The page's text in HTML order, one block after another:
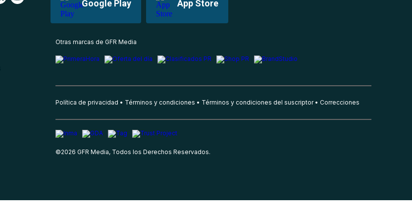
Google Play App Store
Otras marcas de GFR Media
Política de privacidad Términos y condiciones Términos y condiciones del suscriptor Correcciones
©2026 GFR Media, Todos los Derechos Reservados.